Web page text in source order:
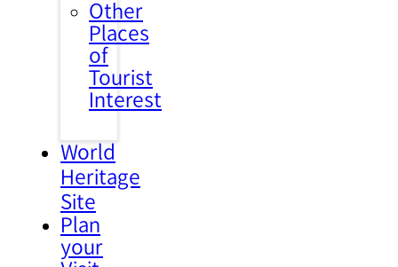
Other
Places
of
Tourist
Interest
World
Heritage
Site
Plan
your